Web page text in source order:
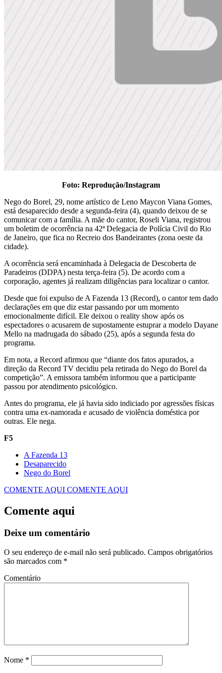
Foto: Reprodução/Instagram
Nego do Borel, 29, nome artístico de Leno Maycon Viana Gomes,
está desaparecido desde a segunda-feira (4), quando deixou de se
comunicar com a família. A mãe do cantor, Roseli Viana, registrou
um boletim de ocorrência na 42ª Delegacia de Polícia Civil do Rio
de Janeiro, que fica no Recreio dos Bandeirantes (zona oeste da
cidade).
A ocorrência será encaminhada à Delegacia de Descoberta de
Paradeiros (DDPA) nesta terça-feira (5). De acordo com a
corporação, agentes já realizam diligências para localizar o cantor.
Desde que foi expulso de A Fazenda 13 (Record), o cantor tem dado
declarações em que diz estar passando por um momento
emocionalmente difícil. Ele deixou o reality show após os
espectadores o acusarem de supostamente estuprar a modelo Dayane
Mello na madrugada do sábado (25), após a segunda festa do
programa.
Em nota, a Record afirmou que “diante dos fatos apurados, a
direção da Record TV decidiu pela retirada do Nego do Borel da
competição”. A emissora também informou que a participante
passou por atendimento psicológico.
Antes do programa, ele já havia sido indiciado por agressões físicas
contra uma ex-namorada e acusado de violência doméstica por
outras. Ele nega.
F5
A Fazenda 13
Desaparecido
Nego do Borel
COMENTE AQUI COMENTE AQUI
Comente aqui
Deixe um comentário
O seu endereço de e-mail não será publicado. Campos obrigatórios
são marcados com *
Comentário
Nome *